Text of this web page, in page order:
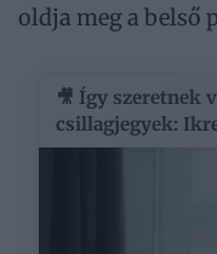
oldja meg a belső
🎥 Így szeretnek
csillagjegyek: